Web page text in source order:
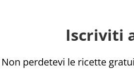
Iscriviti
Non perdetevi le ricette